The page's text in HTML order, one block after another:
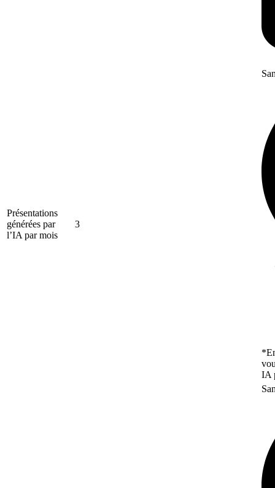
Présentations
générées par
l’IA par mois
3
IA